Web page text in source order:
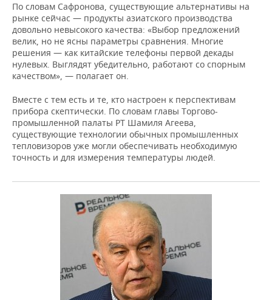
По словам Сафронова, существующие альтернативы на
рынке сейчас — продукты азиатского производства
довольно невысокого качества: «Выбор предложений
велик, но не ясны параметры сравнения. Многие
решения — как китайские телефоны первой декады
нулевых. Выглядят убедительно, работают со спорным
качеством», — полагает он.
Вместе с тем есть и те, кто настроен к перспективам
прибора скептически. По словам главы Торгово-
промышленной палаты РТ Шамиля Агеева,
существующие технологии обычных промышленных
тепловизоров уже могли обеспечивать необходимую
точность и для измерения температуры людей.